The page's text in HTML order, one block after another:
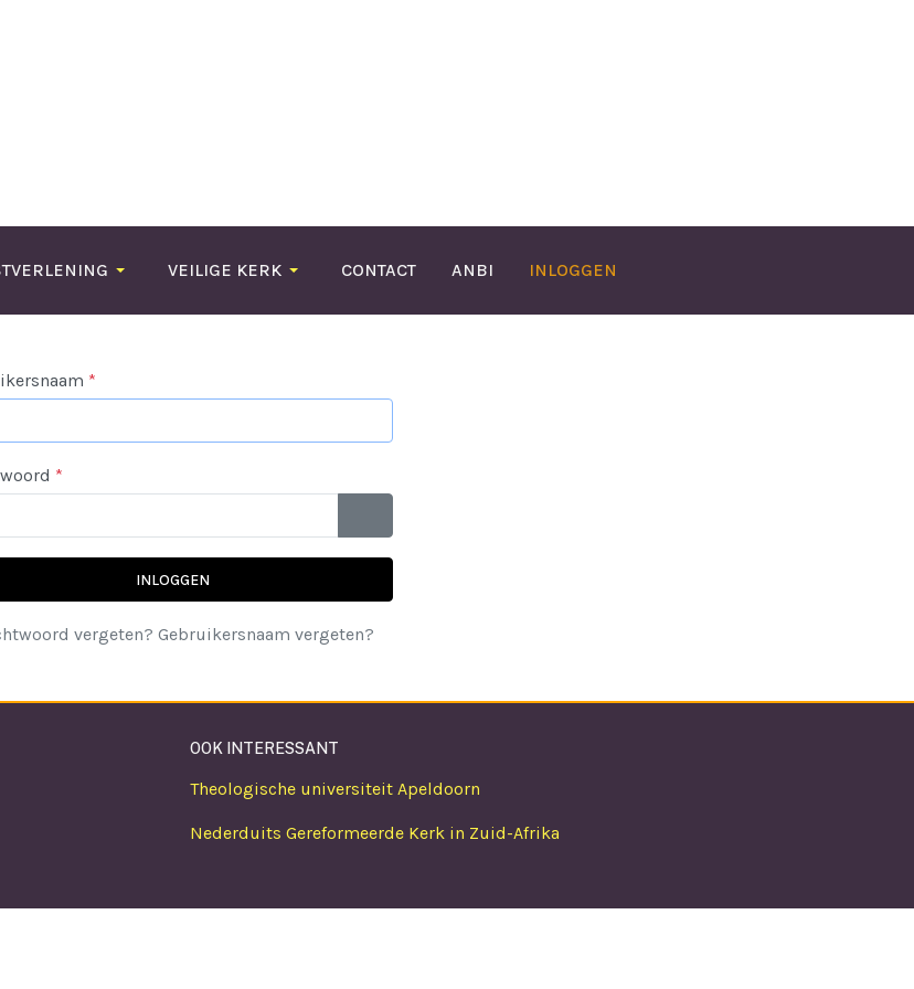
VEILIGE KERK CONTACT ANBI INLOGGEN
*
*
INLOGGEN
vergeten? Gebruikersnaam vergeten?
OOK INTERESSANT
Theologische universiteit Apeldoorn
Nederduits Gereformeerde Kerk in Zuid-Afrika